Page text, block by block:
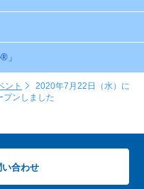
」
ント
2020年7月22日（水）に
プンしました
合わせ